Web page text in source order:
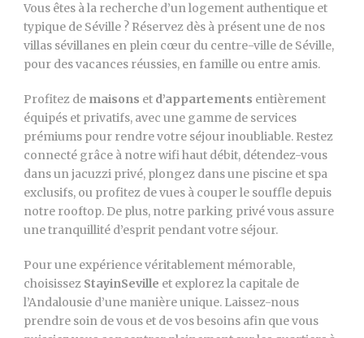
Vous êtes à la recherche d’un logement authentique et
typique de Séville ? Réservez dès à présent une de nos
villas sévillanes en plein cœur du centre-ville de Séville,
pour des vacances réussies, en famille ou entre amis.
Profitez de maisons et d’appartements entièrement
équipés et privatifs, avec une gamme de services
prémiums pour rendre votre séjour inoubliable. Restez
connecté grâce à notre wifi haut débit, détendez-vous
dans un jacuzzi privé, plongez dans une piscine et spa
exclusifs, ou profitez de vues à couper le souffle depuis
notre rooftop. De plus, notre parking privé vous assure
une tranquillité d’esprit pendant votre séjour.
Pour une expérience véritablement mémorable,
choisissez StayinSeville et explorez la capitale de
l’Andalousie d’une manière unique. Laissez-nous
prendre soin de vous et de vos besoins afin que vous